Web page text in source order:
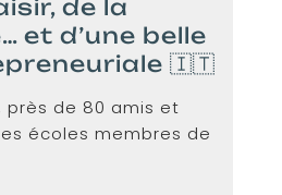
de la
et d’une belle
🇮🇹
près de 80 amis et
écoles membres de